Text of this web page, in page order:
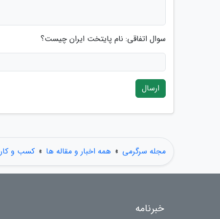
سوال اتفاقی: نام پایتخت ایران چیست؟
ارسال
مجله سرگرمی » همه اخبار و مقاله ها » کسب و کار
خبرنامه